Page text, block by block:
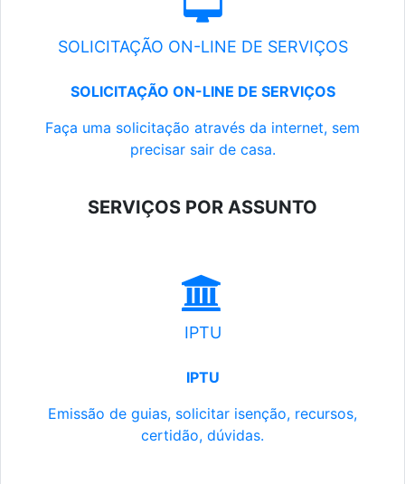
SOLICITAÇÃO ON-LINE DE SERVIÇOS
SOLICITAÇÃO ON-LINE DE SERVIÇOS
Faça uma solicitação através da internet, sem
precisar sair de casa.
SERVIÇOS POR ASSUNTO
IPTU
IPTU
Emissão de guias, solicitar isenção, recursos,
certidão, dúvidas.